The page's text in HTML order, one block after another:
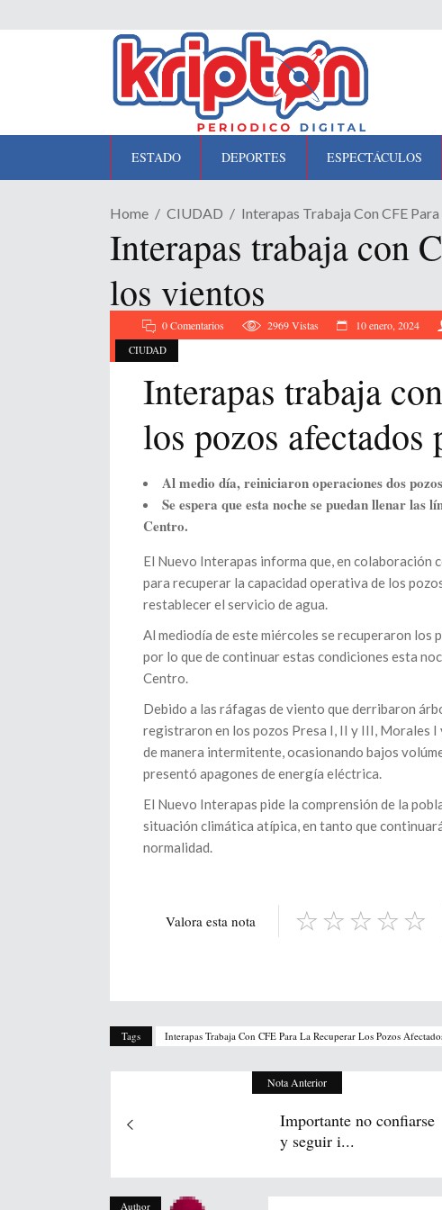
ESTADO DEPORTES ESPECTÁCULOS
Home CIUDAD Interapas Trabaja Con CFE
Interapas trabaja con
los vientos
CIUDAD
0 Comentarios 2969Vistas 10 enero, 2024
Interapas trabaja
los pozos afectados
Al medio día, reiniciaron operaciones dos
Se espera que esta noche se puedan llenar
Centro.
El Nuevo Interapas informa que, en colaboración
para recuperar la capacidad operativa de los
restablecer el servicio de agua.
Al mediodía de este miércoles se recuperaron los
por lo que de continuar estas condiciones esta
Centro.
Debido a las ráfagas de viento que derribaron
registraron en los pozos Presa I, II y III, Morales
de manera intermitente, ocasionando bajos
presentó apagones de energía eléctrica.
El Nuevo Interapas pide la comprensión de la
situación climática atípica, en tanto que
normalidad.
Valora esta nota
Tags Interapas Trabaja Con CFE Para La Recuperar Los Pozos
Nota Anterior
Importante no confiarse
y seguir i...
Author